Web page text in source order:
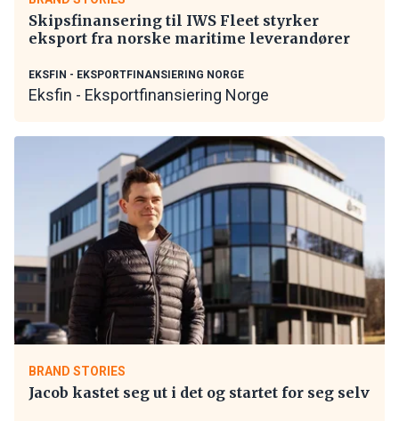
Skipsfinansering til IWS Fleet styrker
eksport fra norske maritime leverandører
EKSFIN - EKSPORTFINANSIERING NORGE
Eksfin - Eksportfinansiering Norge
BRAND STORIES
Jacob kastet seg ut i det og startet for seg selv